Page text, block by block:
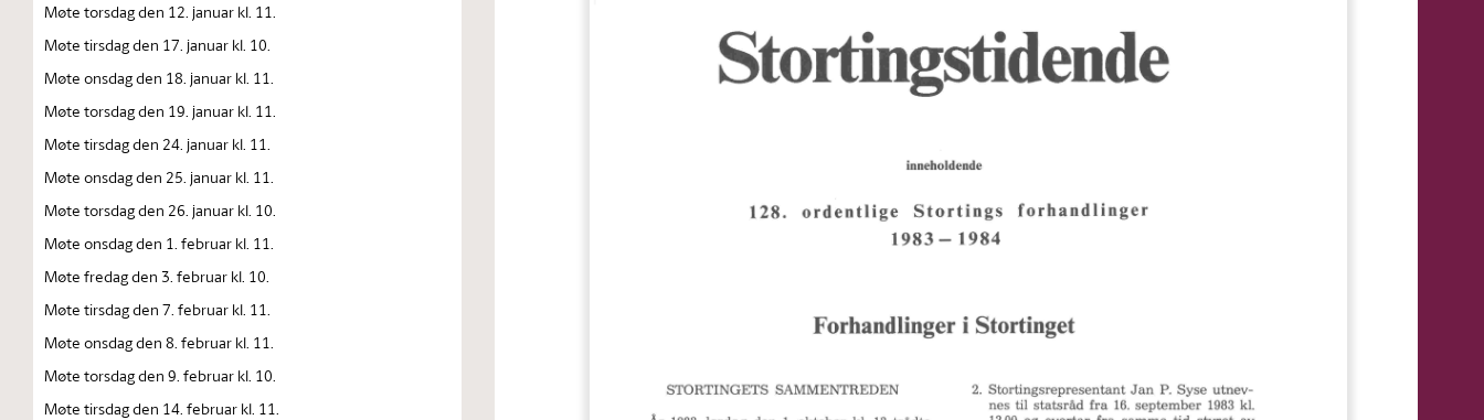
Møte torsdag den 12. januar kl. 11.
Møte tirsdag den 17. januar kl. 10.
Møte onsdag den 18. januar kl. 11.
Møte torsdag den 19. januar kl. 11.
Møte tirsdag den 24. januar kl. 11.
Møte onsdag den 25. januar kl. 11.
Møte torsdag den 26. januar kl. 10.
Møte onsdag den 1. februar kl. 11.
Møte fredag den 3. februar kl. 10.
Møte tirsdag den 7. februar kl. 11.
Møte onsdag den 8. februar kl. 11.
Møte torsdag den 9. februar kl. 10.
Møte tirsdag den 14. februar kl. 11.